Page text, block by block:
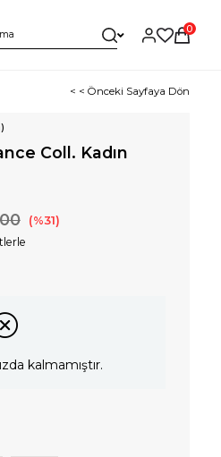
0
< < Önceki Sayfaya Dön
Coll. Kadın
31
kalmamıştır.